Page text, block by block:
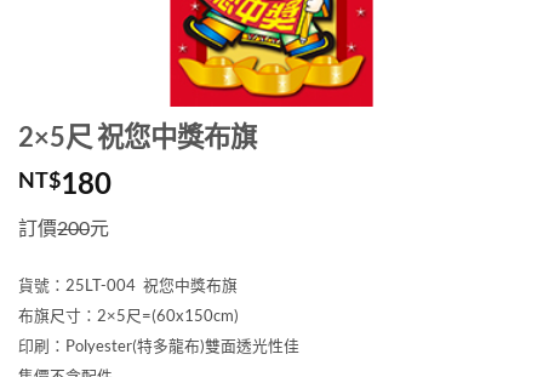
2×5尺 祝您中獎布旗
NT$180
訂價200元
貨號：25LT-004 祝您中獎布旗
布旗尺寸：2×5尺=(60x150cm)
印刷：Polyester(特多龍布)雙面透光性佳